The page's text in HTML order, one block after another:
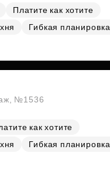
Платите как хотите
Гибкая планировка
№1536
как хотите
Гибкая планировка